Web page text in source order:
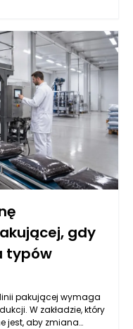
stworzyć sytuacje, w
roboczych. Dobrze
ziemi ogrodowej
te problemy poprzez
pracy. Właściwe
krok do
gdy
typów
pakującej wymaga
W zakładzie, który
jest, aby zmiana